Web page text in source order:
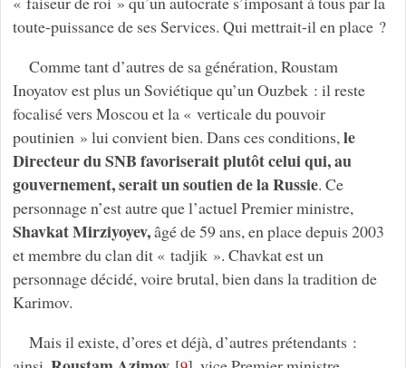
toute-puissance de ses Services. Qui mettrait-il en place ?
Comme tant d’autres de sa génération, Roustam
Inoyatov est plus un Soviétique qu’un Ouzbek : il reste
focalisé vers Moscou et la « verticale du pouvoir
poutinien » lui convient bien. Dans ces conditions,le
Directeur du SNB favoriserait plutôt celui qui, au
gouvernement, serait un soutien de la Russie. Ce
personnage n’est autre que l’actuel Premier ministre,
Shavkat Mirziyoyev,âgé de 59 ans, en place depuis 2003
et membre du clan dit « tadjik ». Chavkat est un
personnage décidé, voire brutal, bien dans la tradition de
Karimov.
Mais il existe, d’ores et déjà, d’autres prétendants :